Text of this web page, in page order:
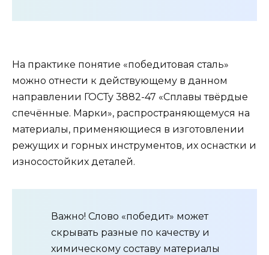
На практике понятие «победитовая сталь»
можно отнести к действующему в данном
направлении ГОСТу 3882-47 «Сплавы твёрдые
спечённые. Марки», распространяющемуся на
материалы, применяющиеся в изготовлении
режущих и горных инструментов, их оснастки и
износостойких деталей.
Важно! Слово «победит» может
скрывать разные по качеству и
химическому составу материалы